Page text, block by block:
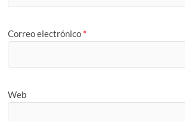
Correo electrónico *
Web